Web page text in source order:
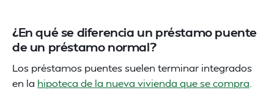
¿En qué se diferencia un préstamo puente
de un préstamo normal?
Los préstamos puentes suelen terminar integrados
en la hipoteca de la nueva vivienda que se compra